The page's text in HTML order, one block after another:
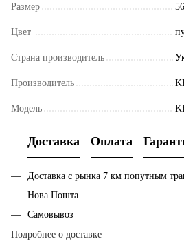
Размер
Цвет
Страна производитель
Производитель
Модель
Доставка Оплата
Доставка с рынка 7 км попутным
Нова Пошта
Самовывоз
Подробнее о доставке